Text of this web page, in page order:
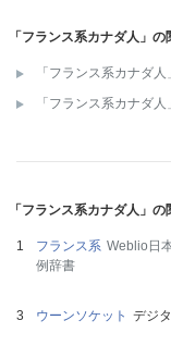
「フランス系カナダ人」
「フランス系カナダ
「フランス系カナダ
「フランス系カナダ人」の
フランス系 Weblio日
例辞書
ウーンソケット デジ